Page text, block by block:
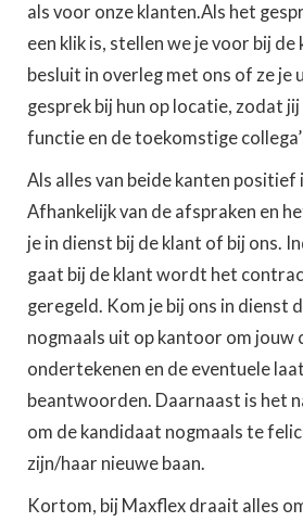
als voor onze klanten.Als het
een klik is, stellen we je voor bij de
besluit in overleg met ons of ze je
gesprek bij hun op locatie, zodat
functie en de toekomstige
Als alles van beide kanten positief
Afhankelijk van de afspraken en
je in dienst bij de klant of bij ons.
gaat bij de klant wordt het
geregeld. Kom je bij ons in dienst
nogmaals uit op kantoor om
ondertekenen en de eventuele
beantwoorden. Daarnaast is het
om de kandidaat nogmaals te
zijn/haar nieuwe baan.
Kortom, bij Maxflex draait alles